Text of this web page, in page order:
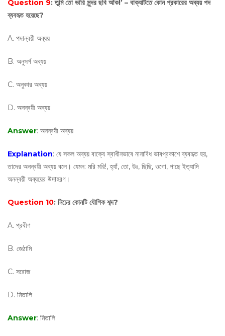
Question 9: তুমি তো ভারি সুন্দর ছবি আঁক!’ – বাক্যটিতে কোন প্রকারের অব্যয় পদ
ব্যবহৃত হয়েছে?
A. পদান্বয়ী অব্যয়
B. অনুসর্গ অব্যয়
C. অনুকার অব্যয়
D. অনন্বয়ী অব্যয়
Answer: অনন্বয়ী অব্যয়
Explanation: যে সকল অব্যয় বাক্যে স্বাধীনভাবে নানাবিধ ভাবপ্রকাশে ব্যবহৃত হয়,
তাদের অনন্বয়ী অব্যয় বলে। যেমন: মরি মরি!, হ্যাঁ, তো, উঃ, ছিছি, ওগো, পাছে ইত্যাদি
অনন্বয়ী অব্যয়ের উদাহরণ।
Question 10: নিচের কোনটি যৌগিক শব্দ?
A. প্রবীণ
B. জেঠামি
C. সরোজ
D. মিতালি
Answer: মিতালি